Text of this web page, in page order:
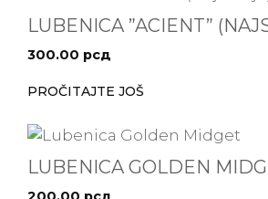
LUBENICA ”ACIENT”
300.00 рсд
PROČITAJTE JOŠ
LUBENICA GOLDEN